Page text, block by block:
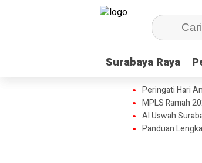
Surabaya Raya
Surabaya Raya
Peringati Hari
MPLS Ramah
Al Uswah
Panduan